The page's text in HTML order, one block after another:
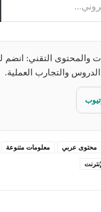
والمحتوى التقني: انضم
والتجارب العملية.
محتوى عربي معلومات متنوعة